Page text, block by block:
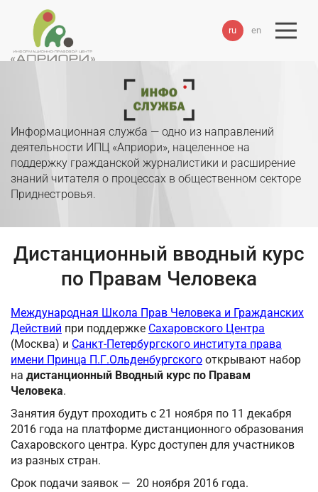
ru en
Информационная служба — одно из направлений
деятельности ИПЦ «Априори», нацеленное на
поддержку гражданской журналистики и расширение
знаний читателя о процессах в общественном секторе
Приднестровья.
Дистанционный вводный курс
по Правам Человека
Международная Школа Прав Человека и Гражданских
Действий при поддержке Сахаровского Центра
(Москва) и Санкт-Петербургского института права
имени Принца П.Г.Ольденбургского открывают набор
на дистанционный Вводный курс по Правам
Человека.
Занятия будут проходить с 21 ноября по 11 декабря
2016 года на платформе дистанционного образования
Сахаровского центра. Курс доступен для участников
из разных стран.
Срок подачи заявок — 20 ноября 2016 года.